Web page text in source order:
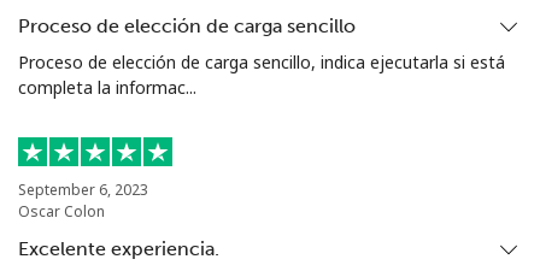
Proceso de elección de carga sencillo
Proceso de elección de carga sencillo, indica ejecutarla si está
completa la informac...
September 6, 2023
Oscar Colon
Excelente experiencia.